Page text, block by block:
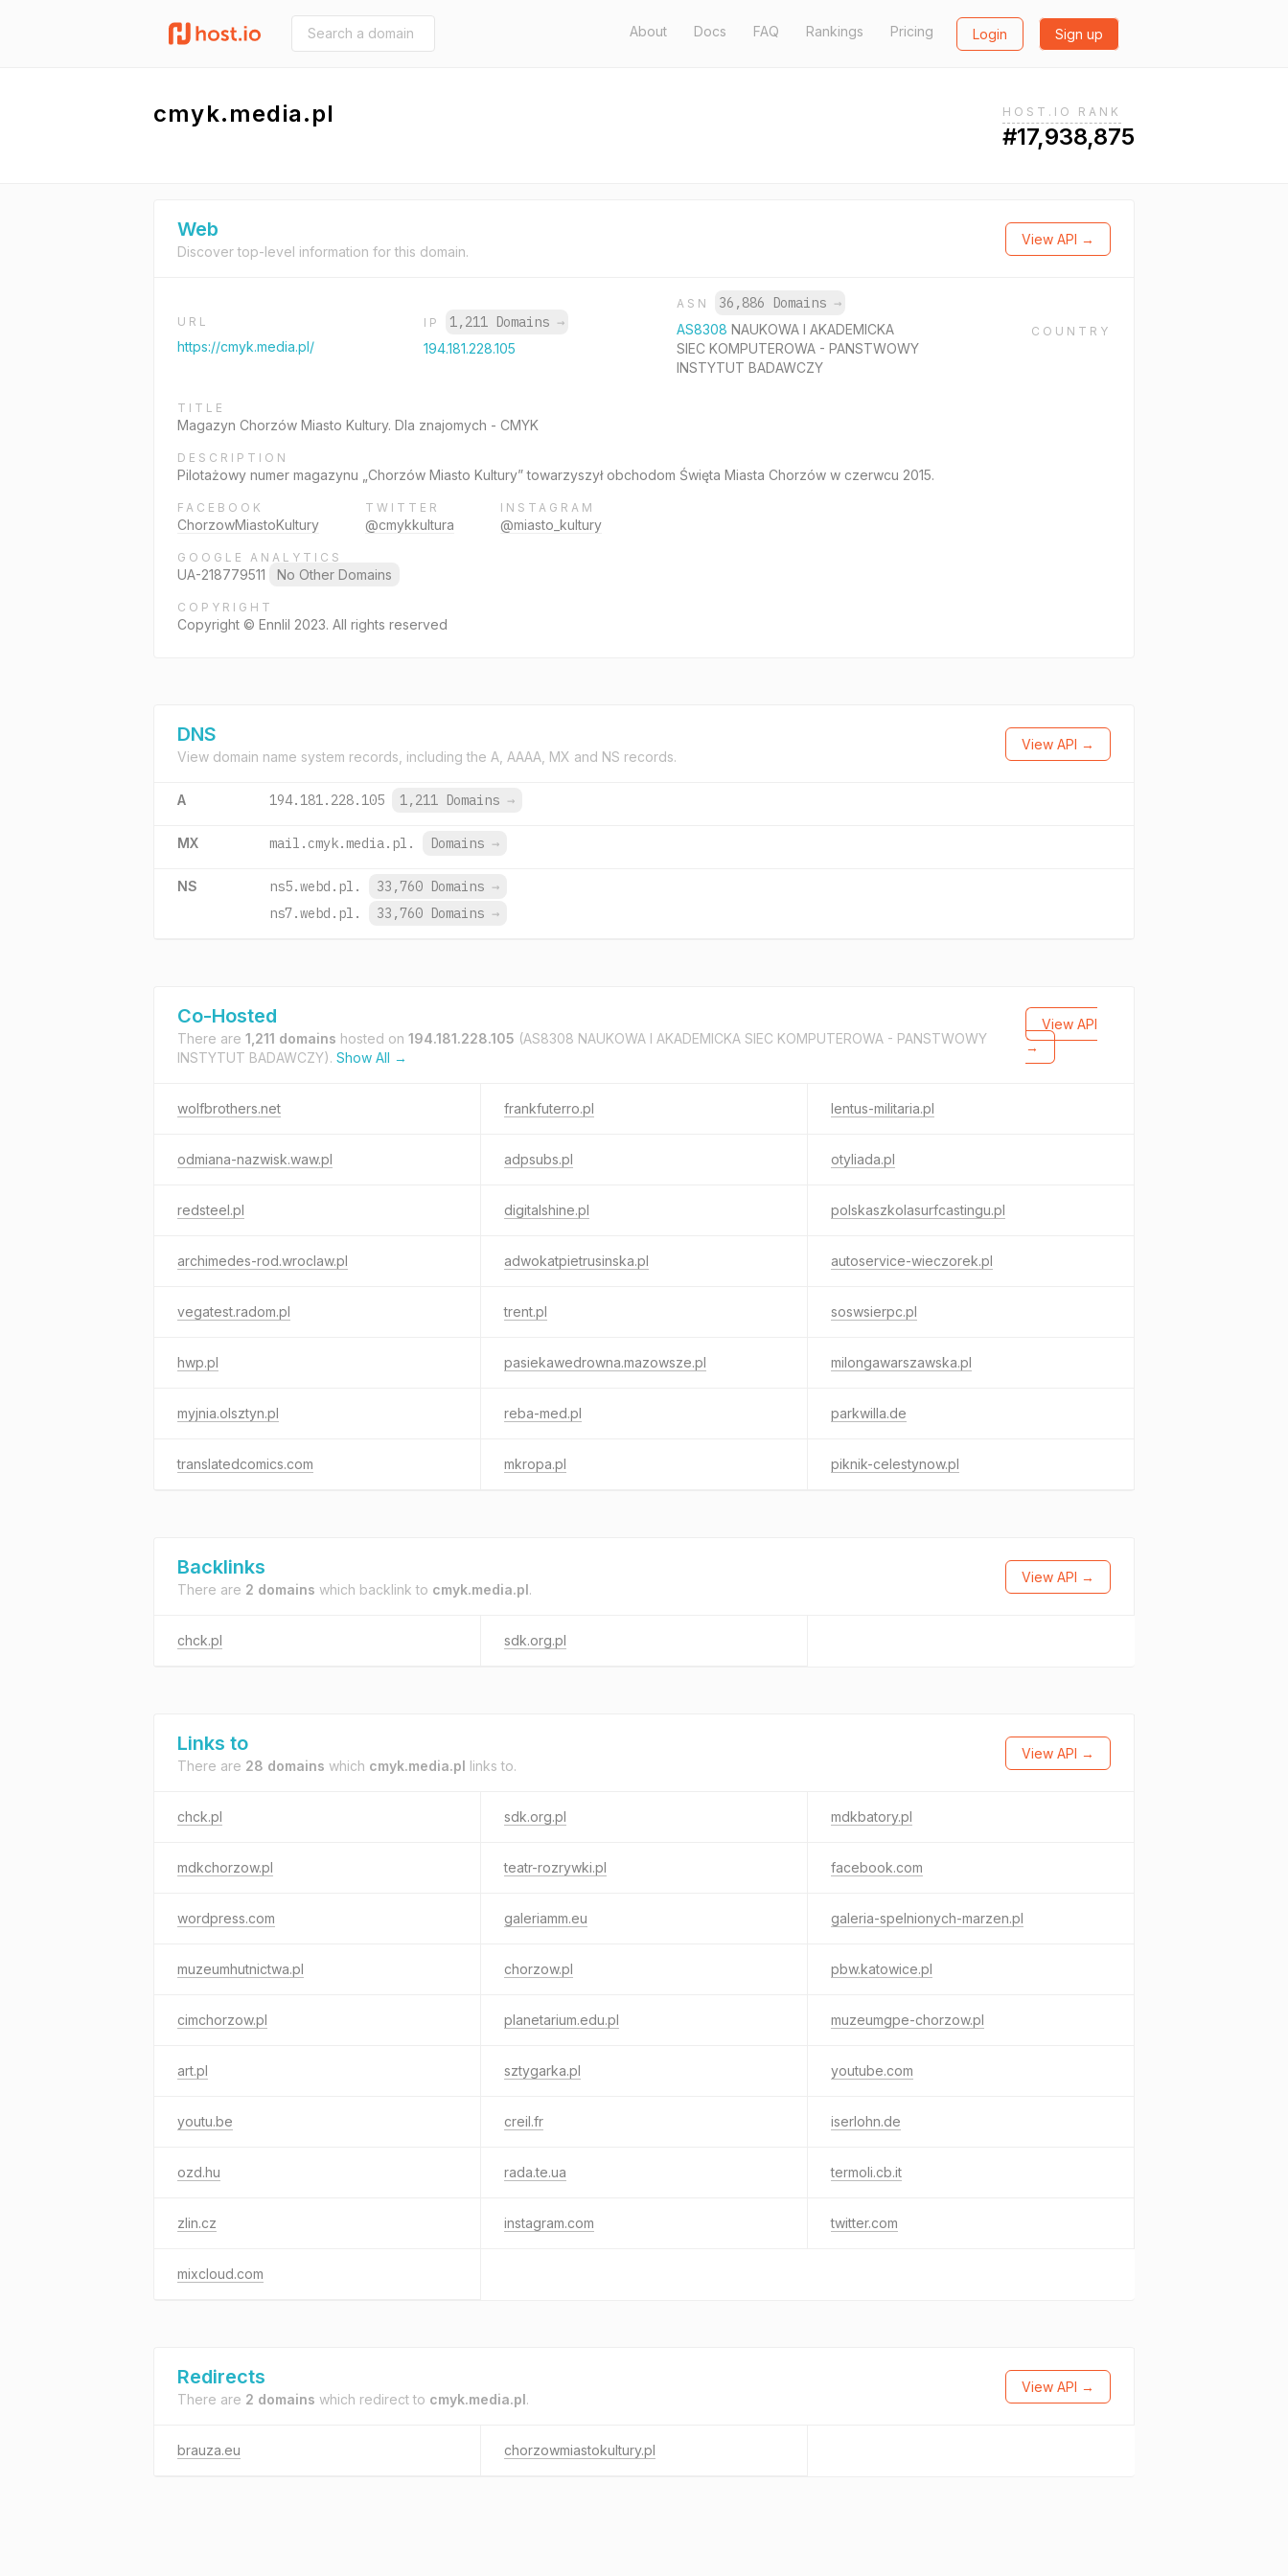
About Docs FAQ Rankings Pricing Login Sign up
cmyk.media.pl HOST.IO RANK
#17,938,875
Web
Discover top-level information for this domain.
View API →
URL
https://cmyk.media.pl/
IP 1,211 Domains →
194.181.228.105
ASN 36,886 Domains →
AS8308NAUKOWA I AKADEMICKA
SIEC KOMPUTEROWA - PANSTWOWY
INSTYTUT BADAWCZY
COUNTRY
TITLE
Magazyn Chorzów Miasto Kultury. Dla znajomych - CMYK
DESCRIPTION
Pilotażowy numer magazynu „Chorzów Miasto Kultury” towarzyszył obchodom Święta Miasta Chorzów w czerwcu 2015.
FACEBOOK
ChorzowMiastoKultury
TWITTER
@cmykkultura
INSTAGRAM
@miasto_kultury
GOOGLE ANALYTICS
UA-218779511 No Other Domains
COPYRIGHT
Copyright © Ennlil 2023. All rights reserved
DNS
View domain name system records, including the A, AAAA, MX and NS records.
View API →
A 194.181.228.105 1,211 Domains →
MX mail.cmyk.media.pl. Domains →
NS ns5.webd.pl. 33,760 Domains →
ns7.webd.pl.
33,760 Domains →
Co-Hosted
There are 1,211 domains hosted on 194.181.228.105 (AS8308 NAUKOWA I AKADEMICKA SIEC KOMPUTEROWA - PANSTWOWY
INSTYTUT BADAWCZY). Show All →
View API
→
wolfbrothers.net frankfuterro.pl lentus-militaria.pl
odmiana-nazwisk.waw.pl adpsubs.pl otyliada.pl
redsteel.pl digitalshine.pl polskaszkolasurfcastingu.pl
archimedes-rod.wroclaw.pl adwokatpietrusinska.pl autoservice-wieczorek.pl
vegatest.radom.pl trent.pl soswsierpc.pl
hwp.pl pasiekawedrowna.mazowsze.pl milongawarszawska.pl
myjnia.olsztyn.pl reba-med.pl parkwilla.de
translatedcomics.com mkropa.pl piknik-celestynow.pl
Backlinks
There are 2 domains which backlink to cmyk.media.pl.
View API →
chck.pl sdk.org.pl
Links to
There are 28 domains which cmyk.media.pl links to.
View API →
chck.pl sdk.org.pl mdkbatory.pl
mdkchorzow.pl teatr-rozrywki.pl facebook.com
wordpress.com galeriamm.eu galeria-spelnionych-marzen.pl
muzeumhutnictwa.pl chorzow.pl pbw.katowice.pl
cimchorzow.pl planetarium.edu.pl muzeumgpe-chorzow.pl
art.pl sztygarka.pl youtube.com
youtu.be creil.fr iserlohn.de
ozd.hu rada.te.ua termoli.cb.it
zlin.cz instagram.com twitter.com
mixcloud.com
Redirects
There are 2 domains which redirect to cmyk.media.pl.
View API →
brauza.eu chorzowmiastokultury.pl